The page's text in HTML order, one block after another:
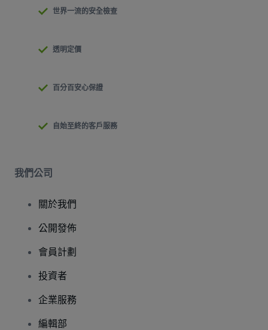
世界一流的安全檢查
透明定價
百分百安心保證
自始至終的客戶服務
我們公司
關於我們
公開發佈
會員計劃
投資者
企業服務
編輯部